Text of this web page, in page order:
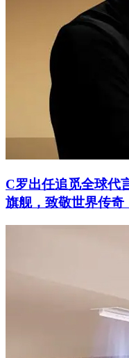
C罗出任追觅全球代
旗舰，致敬世界传奇